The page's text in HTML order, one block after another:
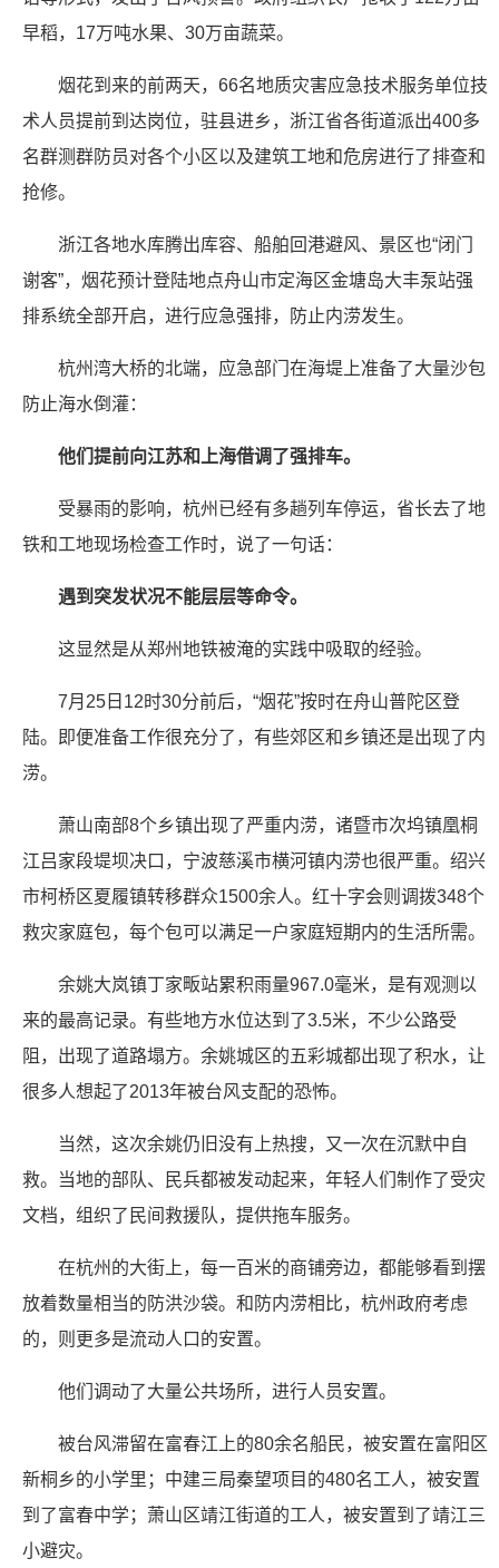
早稻，17万吨水果、30万亩蔬菜。
烟花到来的前两天，66名地质灾害应急技术服务单位技
术人员提前到达岗位，驻县进乡，浙江省各街道派出400多
名群测群防员对各个小区以及建筑工地和危房进行了排查和
抢修。
浙江各地水库腾出库容、船舶回港避风、景区也“闭门
谢客”，烟花预计登陆地点舟山市定海区金塘岛大丰泵站强
排系统全部开启，进行应急强排，防止内涝发生。
杭州湾大桥的北端，应急部门在海堤上准备了大量沙包
防止海水倒灌：
他们提前向江苏和上海借调了强排车。
受暴雨的影响，杭州已经有多趟列车停运，省长去了地
铁和工地现场检查工作时，说了一句话：
遇到突发状况不能层层等命令。
这显然是从郑州地铁被淹的实践中吸取的经验。
7月25日12时30分前后，“烟花”按时在舟山普陀区登
陆。即便准备工作很充分了，有些郊区和乡镇还是出现了内
涝。
萧山南部8个乡镇出现了严重内涝，诸暨市次坞镇凰桐
江吕家段堤坝决口，宁波慈溪市横河镇内涝也很严重。绍兴
市柯桥区夏履镇转移群众1500余人。红十字会则调拨348个
救灾家庭包，每个包可以满足一户家庭短期内的生活所需。
余姚大岚镇丁家畈站累积雨量967.0毫米，是有观测以
来的最高记录。有些地方水位达到了3.5米，不少公路受
阻，出现了道路塌方。余姚城区的五彩城都出现了积水，让
很多人想起了2013年被台风支配的恐怖。
当然，这次余姚仍旧没有上热搜，又一次在沉默中自
救。当地的部队、民兵都被发动起来，年轻人们制作了受灾
文档，组织了民间救援队，提供拖车服务。
在杭州的大街上，每一百米的商铺旁边，都能够看到摆
放着数量相当的防洪沙袋。和防内涝相比，杭州政府考虑
的，则更多是流动人口的安置。
他们调动了大量公共场所，进行人员安置。
被台风滞留在富春江上的80余名船民，被安置在富阳区
新桐乡的小学里；中建三局秦望项目的480名工人，被安置
到了富春中学；萧山区靖江街道的工人，被安置到了靖江三
小避灾。